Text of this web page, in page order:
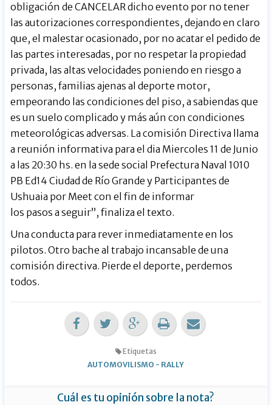
obligación de CANCELAR dicho evento por no tener
las autorizaciones correspondientes, dejando en claro
que, el malestar ocasionado, por no acatar el pedido de
las partes interesadas, por no respetar la propiedad
privada, las altas velocidades poniendo en riesgo a
personas, familias ajenas al deporte motor,
empeorando las condiciones del piso, a sabiendas que
es un suelo complicado y más aún con condiciones
meteorológicas adversas. La comisión Directiva llama
a reunión informativa para el dia Miercoles 11 de Junio
a las 20:30 hs. en la sede social Prefectura Naval 1010
PB Ed14 Ciudad de Río Grande y Participantes de
Ushuaia por Meet con el fin de informar
los pasos a seguir”, finaliza el texto.
Una conducta para rever inmediatamente en los
pilotos. Otro bache al trabajo incansable de una
comisión directiva. Pierde el deporte, perdemos
todos.
Etiquetas
AUTOMOVILISMO - RALLY
Cuál es tu opinión sobre la nota?